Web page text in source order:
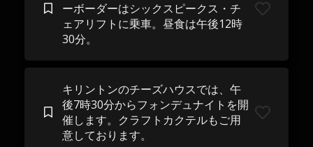
ーボーダーはシックスピークス・チ
ェアリフトに乗車。昼食は午後12時
30分。
キリントンのチーズハウスでは、午
後7時30分からフォンデュナイトを開
催します。クラフトカクテルもご用
意しております。